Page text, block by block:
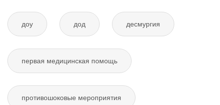
доу дод десмургия
первая медицинская помощь
противошоковые мероприятия